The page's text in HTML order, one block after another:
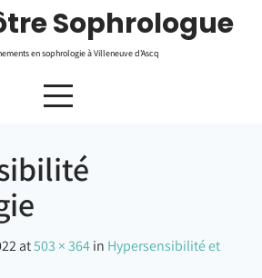
Sophrologue
en sophrologie à Villeneuve d'Ascq
at503 × 364in Hypersensibilité et